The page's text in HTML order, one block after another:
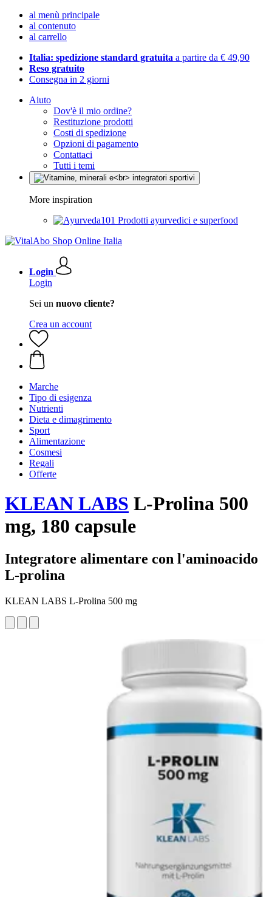
al menù principale
al contenuto
al carrello
Italia: spedizione standard gratuita a partire da € 49,90
Reso gratuito
Consegna in 2 giorni
Aiuto
Dov'è il mio ordine?
Restituzione prodotti
Costi di spedizione
Opzioni di pagamento
Contattaci
Tutti i temi
More inspiration
Prodotti ayurvedici e superfood
Login
Login
Sei un nuovo cliente?
Crea un account
Marche
Tipo di esigenza
Nutrienti
Dieta e dimagrimento
Sport
Alimentazione
Cosmesi
Regali
Offerte
KLEAN LABS L-Prolina 500
mg, 180 capsule
Integratore alimentare con l'aminoacido
L-prolina
KLEAN LABS L-Prolina 500 mg